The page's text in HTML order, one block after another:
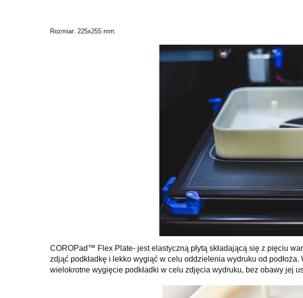
Rozmiar: 225x255 mm.
COROPad™ Flex Plate- jest elastyczną płytą składającą się z pięciu
zdjąć podkładkę i lekko wygiąć w celu oddzielenia wydruku od
wielokrotne wygięcie podkładki w celu zdjęcia wydruku, bez obawy jej